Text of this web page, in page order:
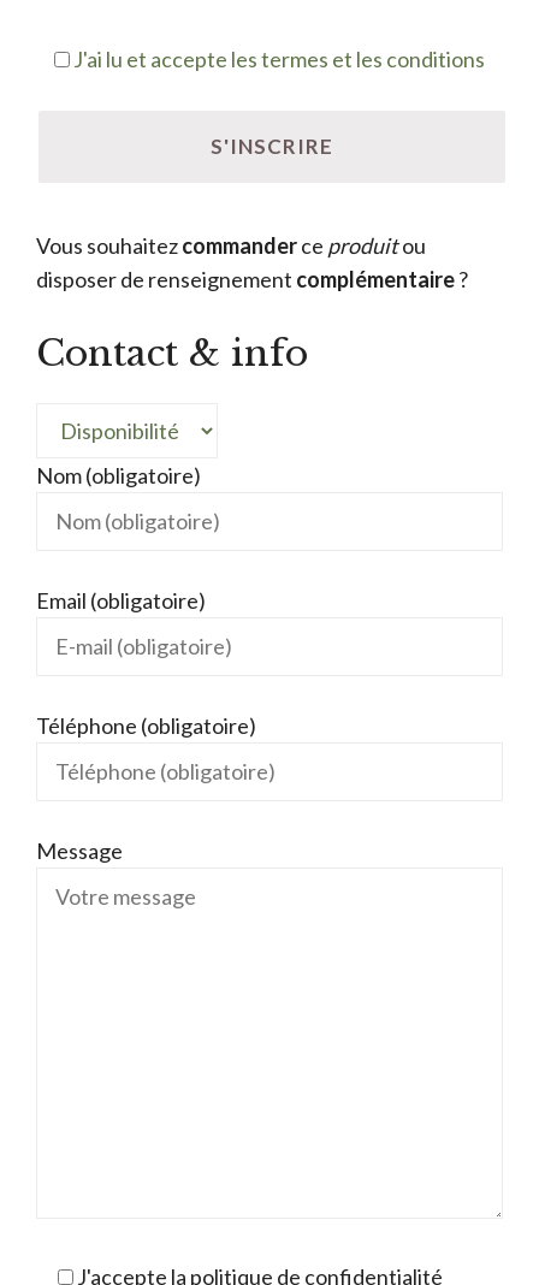
J'ai lu et accepte les termes et les conditions
Vous souhaitezcommanderce produitou
disposer de renseignement complémentaire?
Contact & info
Nom (obligatoire)
Email (obligatoire)
Téléphone (obligatoire)
Message
J'accepte la politique de confidentialité